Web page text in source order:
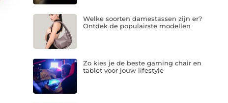
Welke soorten damestassen zijn er?
Ontdek de populairste modellen
Zo kies je de beste gaming chair en
tablet voor jouw lifestyle